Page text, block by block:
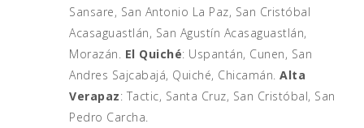
Sansare, San Antonio La Paz, San Cristóbal
Acasaguastlán, San Agustín Acasaguastlán,
Morazán. El Quiché: Uspantán, Cunen, San
Andres Sajcabajá, Quiché, Chicamán. Alta
Verapaz: Tactic, Santa Cruz, San Cristóbal, San
Pedro Carcha.